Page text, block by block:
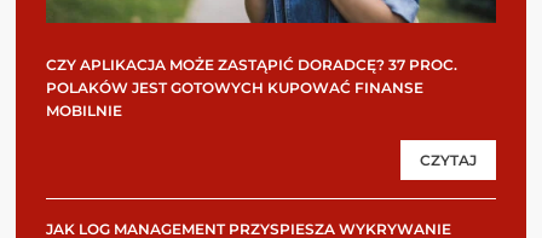
CZY APLIKACJA MOŻE ZASTĄPIĆ DORADCĘ? 37 PROC.
POLAKÓW JEST GOTOWYCH KUPOWAĆ FINANSE
MOBILNIE
CZYTAJ
JAK LOG MANAGEMENT PRZYSPIESZA WYKRYWANIE